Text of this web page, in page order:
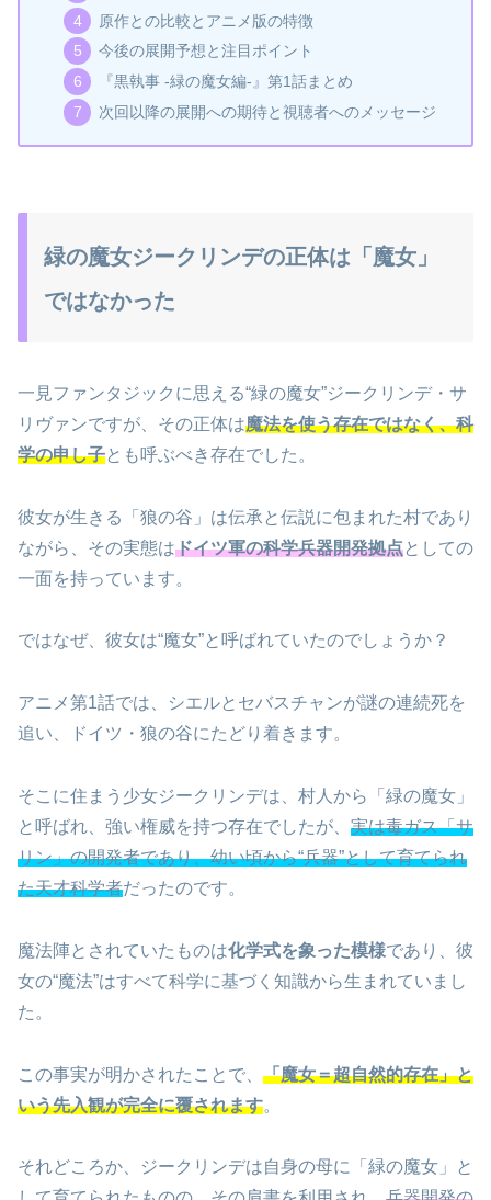
原作との比較とアニメ版の特徴
今後の展開予想と注目ポイント
『黒執事 -緑の魔女編-』第1話まとめ
次回以降の展開への期待と視聴者へのメッセージ
緑の魔女ジークリンデの正体は「魔女」
ではなかった
一見ファンタジックに思える“緑の魔女”ジークリンデ・サ
リヴァンですが、その正体は魔法を使う存在ではなく、科
学の申し子とも呼ぶべき存在でした。
彼女が生きる「狼の谷」は伝承と伝説に包まれた村であり
ながら、その実態はドイツ軍の科学兵器開発拠点としての
一面を持っています。
ではなぜ、彼女は“魔女”と呼ばれていたのでしょうか？
アニメ第1話では、シエルとセバスチャンが謎の連続死を
追い、ドイツ・狼の谷にたどり着きます。
そこに住まう少女ジークリンデは、村人から「緑の魔女」
と呼ばれ、強い権威を持つ存在でしたが、 実は毒ガス「サ
リン」の開発者であり、幼い頃から“兵器”として育てられ
た天才科学者だったのです。
魔法陣とされていたものは化学式を象った模様であり、彼
女の“魔法”はすべて科学に基づく知識から生まれていまし
た。
この事実が明かされたことで、 「魔女＝超自然的存在」と
いう先入観が完全に覆されます。
それどころか、ジークリンデは自身の母に「緑の魔女」と